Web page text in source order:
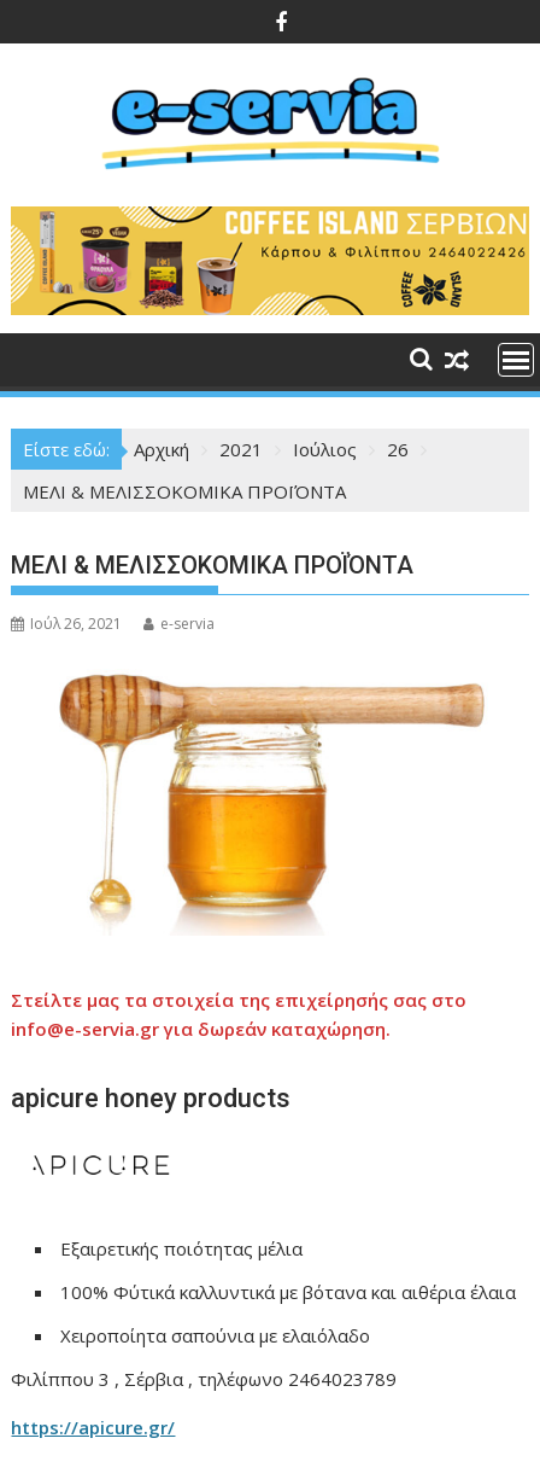
στο
Είστε εδώ: Αρχική 2021 Ιούλιος
26
ΜΕΛΙ & ΜΕΛΙΣΣΟΚΟΜΙΚΑ ΠΡΟΪΌΝΤΑ
ΜΕΛΙ & ΜΕΛΙΣΣΟΚΟΜΙΚΑ ΠΡΟΪΌΝΤΑ
Ιούλ 26, 2021 e-servia
Στείλτε μας τα στοιχεία της επιχείρησής σας στο
info@e-servia.gr για δωρεάν καταχώρηση.
apicure honey products
Εξαιρετικής ποιότητας μέλια
100% Φύτικά καλλυντικά με βότανα και αιθέρια έλαια
Χειροποίητα σαπούνια με ελαιόλαδο
Φιλίππου 3 , Σέρβια , τηλέφωνο 2464023789
https://apicure.gr/